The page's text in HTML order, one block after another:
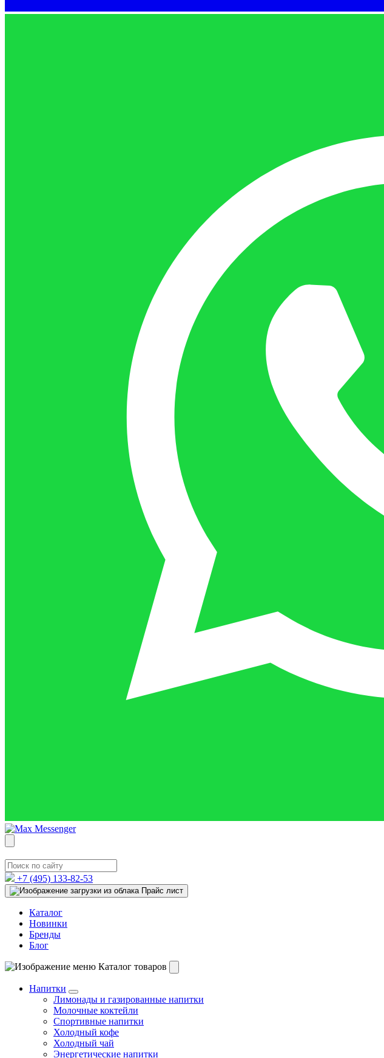
+7 (495) 133-82-53
Прайс лист
Каталог
Новинки
Бренды
Блог
Каталог товаров
Напитки
Лимонады и газированные напитки
Молочные коктейли
Спортивные напитки
Холодный кофе
Холодный чай
Энергетические напитки